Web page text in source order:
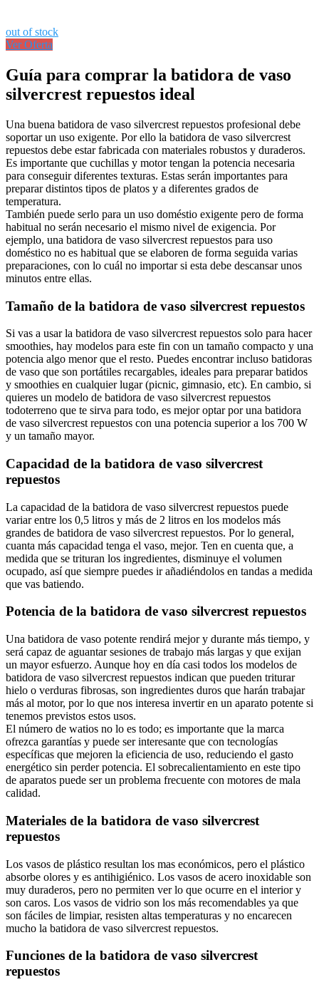
out of stock
Ver Oferta
Guía para comprar la batidora de vaso
silvercrest repuestos ideal
Una buena batidora de vaso silvercrest repuestos profesional debe
soportar un uso exigente. Por ello la batidora de vaso silvercrest
repuestos debe estar fabricada con materiales robustos y duraderos.
Es importante que cuchillas y motor tengan la potencia necesaria
para conseguir diferentes texturas. Estas serán importantes para
preparar distintos tipos de platos y a diferentes grados de
temperatura.
También puede serlo para un uso doméstio exigente pero de forma
habitual no serán necesario el mismo nivel de exigencia. Por
ejemplo, una batidora de vaso silvercrest repuestos para uso
doméstico no es habitual que se elaboren de forma seguida varias
preparaciones, con lo cuál no importar si esta debe descansar unos
minutos entre ellas.
Tamaño de la batidora de vaso silvercrest repuestos
Si vas a usar la batidora de vaso silvercrest repuestos solo para hacer
smoothies, hay modelos para este fin con un tamaño compacto y una
potencia algo menor que el resto. Puedes encontrar incluso batidoras
de vaso que son portátiles recargables, ideales para preparar batidos
y smoothies en cualquier lugar (picnic, gimnasio, etc). En cambio, si
quieres un modelo de batidora de vaso silvercrest repuestos
todoterreno que te sirva para todo, es mejor optar por una batidora
de vaso silvercrest repuestos con una potencia superior a los 700 W
y un tamaño mayor.
Capacidad de la batidora de vaso silvercrest
repuestos
La capacidad de la batidora de vaso silvercrest repuestos puede
variar entre los 0,5 litros y más de 2 litros en los modelos más
grandes de batidora de vaso silvercrest repuestos. Por lo general,
cuanta más capacidad tenga el vaso, mejor. Ten en cuenta que, a
medida que se trituran los ingredientes, disminuye el volumen
ocupado, así que siempre puedes ir añadiéndolos en tandas a medida
que vas batiendo.
Potencia de la batidora de vaso silvercrest repuestos
Una batidora de vaso potente rendirá mejor y durante más tiempo, y
será capaz de aguantar sesiones de trabajo más largas y que exijan
un mayor esfuerzo. Aunque hoy en día casi todos los modelos de
batidora de vaso silvercrest repuestos indican que pueden triturar
hielo o verduras fibrosas, son ingredientes duros que harán trabajar
más al motor, por lo que nos interesa invertir en un aparato potente si
tenemos previstos estos usos.
El número de watios no lo es todo; es importante que la marca
ofrezca garantías y puede ser interesante que con tecnologías
específicas que mejoren la eficiencia de uso, reduciendo el gasto
energético sin perder potencia. El sobrecalientamiento en este tipo
de aparatos puede ser un problema frecuente con motores de mala
calidad.
Materiales de la batidora de vaso silvercrest
repuestos
Los vasos de plástico resultan los mas económicos, pero el plástico
absorbe olores y es antihigiénico. Los vasos de acero inoxidable son
muy duraderos, pero no permiten ver lo que ocurre en el interior y
son caros. Los vasos de vidrio son los más recomendables ya que
son fáciles de limpiar, resisten altas temperaturas y no encarecen
mucho la batidora de vaso silvercrest repuestos.
Funciones de la batidora de vaso silvercrest
repuestos